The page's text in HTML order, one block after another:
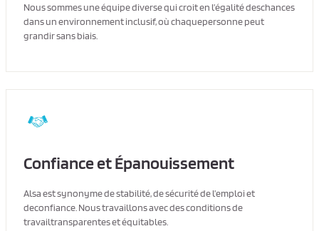
Nous sommes une équipe diverse qui croit en l’égalité deschances
dans un environnement inclusif, où chaquepersonne peut
grandir sans biais.
Confiance et Épanouissement
Alsa est synonyme de stabilité, de sécurité de l’emploi et
deconfiance. Nous travaillons avec des conditions de
travailtransparentes et équitables.